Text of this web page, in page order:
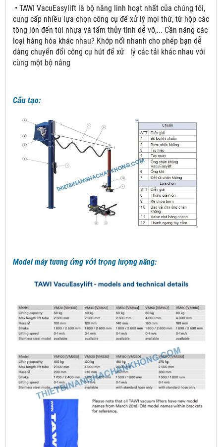
• TAWI VacuEasylift là bộ nâng linh hoạt nhất của chúng tôi,
cung cấp nhiều lựa chọn công cụ để xử lý mọi thứ, từ hộp các
tông lớn đến túi nhựa và tấm thủy tinh dễ vỡ,... Cần nâng các
loại hàng hóa khác nhau? Khớp nối nhanh cho phép bạn dễ
dàng chuyển đổi công cụ hút để xử lý các tải khác nhau với
cùng một bộ nâng
Cấu tạo:
Model máy tương ứng với trọng lượng nâng: